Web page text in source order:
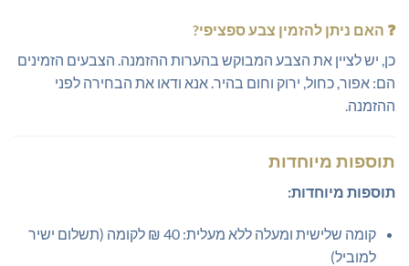
❓ האם ניתן להזמין צבע ספציפי?
כן, יש לציין את הצבע המבוקש בהערות ההזמנה. הצבעים הזמינים
הם: אפור, כחול, ירוק וחום בהיר. אנא ודאו את הבחירה לפני
ההזמנה.
תוספות מיוחדות
תוספות מיוחדות:
קומה שלישית ומעלה ללא מעלית: 40 ₪ לקומה (תשלום ישיר
למוביל)